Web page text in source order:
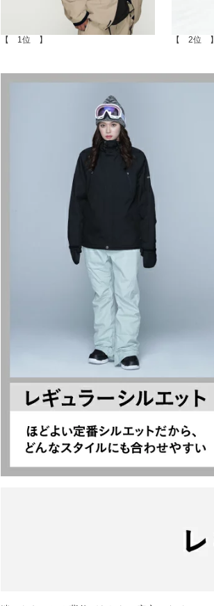
【 1位 】 【 2位 】